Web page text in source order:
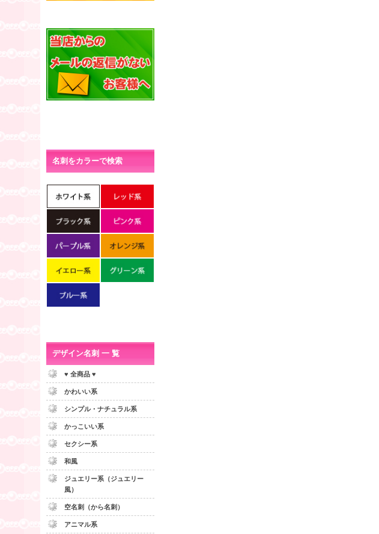
名刺をカラーで検索
デザイン名刺 一 覧
♥ 全商品 ♥
かわいい系
シンプル・ナチュラル系
かっこいい系
セクシー系
和風
ジュエリー系（ジュエリー
風）
空名刺（から名刺）
アニマル系